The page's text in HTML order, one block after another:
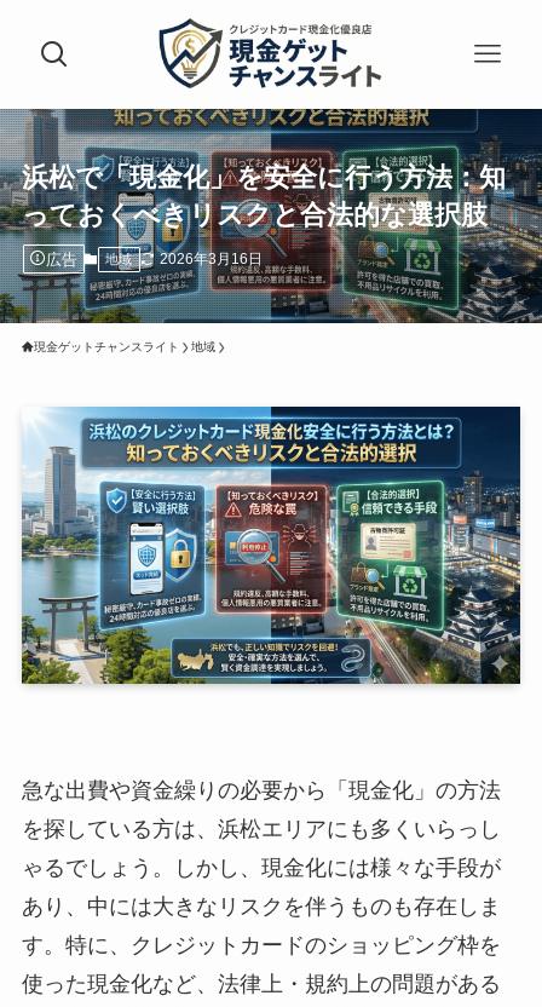
浜松で「現金化」を安全に行う方法：知
っておくべきリスクと合法的な選択肢
広告 地域 2026年3月16日
現金ゲットチャンスライト 地域
急な出費や資金繰りの必要から「現金化」の方法
を探している方は、浜松エリアにも多くいらっし
ゃるでしょう。しかし、現金化には様々な手段が
あり、中には大きなリスクを伴うものも存在しま
す。特に、クレジットカードのショッピング枠を
使った現金化など、法律上・規約上の問題がある